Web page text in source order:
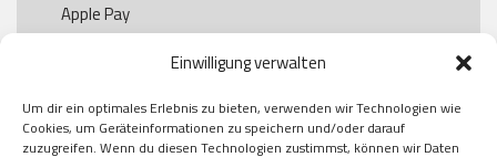
Einwilligung verwalten
Um dir ein optimales Erlebnis zu bieten, verwenden wir Technologien wie
Cookies, um Geräteinformationen zu speichern und/oder darauf
zuzugreifen. Wenn du diesen Technologien zustimmst, können wir Daten
Apple Pay
Paypal
Kauf auf Rechung
Klarna